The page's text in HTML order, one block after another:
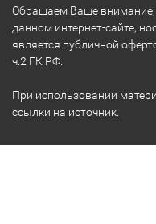
Обращаем Ваше
данном интернет-сайте,
является публичной
ч.2 ГК РФ.
При использовании
ссылки на источник.